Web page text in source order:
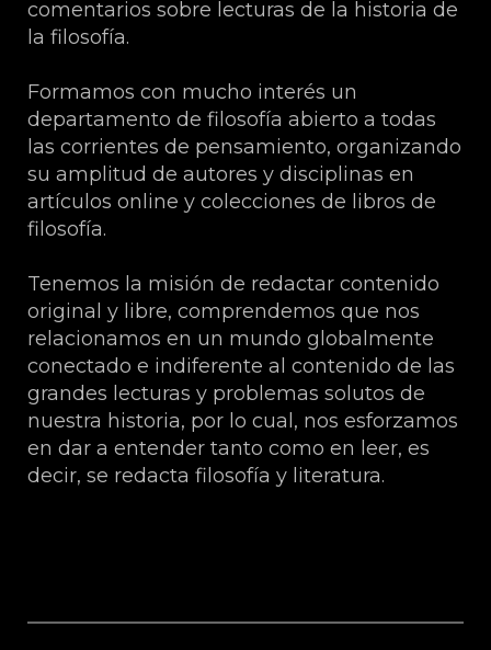
comentarios sobre lecturas de la historia de
la filosofía.
Formamos con mucho interés un
departamento de filosofía abierto a todas
las corrientes de pensamiento, organizando
su amplitud de autores y disciplinas en
artículos online y colecciones de libros de
filosofía.
Tenemos la misión de redactar contenido
original y libre, comprendemos que nos
relacionamos en un mundo globalmente
conectado e indiferente al contenido de las
grandes lecturas y problemas solutos de
nuestra historia, por lo cual, nos esforzamos
en dar a entender tanto como en leer, es
decir, se redacta filosofía y literatura.